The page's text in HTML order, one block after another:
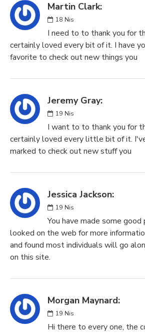
Martin Clark:
18 Nis
I need to to thank you for
certainly loved every bit of it. I have
favorite to check out new things you
Jeremy Gray:
19 Nis
I want to to thank you for
certainly loved every little bit of it.
marked to check out new stuff you
Jessica Jackson:
19 Nis
You have made some
looked on the web for more
and found most individuals will go
on this site.
Morgan Maynard:
19 Nis
Hi there to every one, the